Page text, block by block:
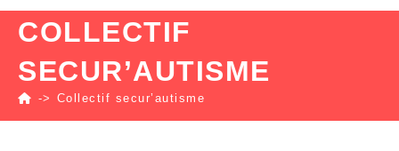
COLLECTIF
SECUR’AUTISME
-> Collectif secur’autisme